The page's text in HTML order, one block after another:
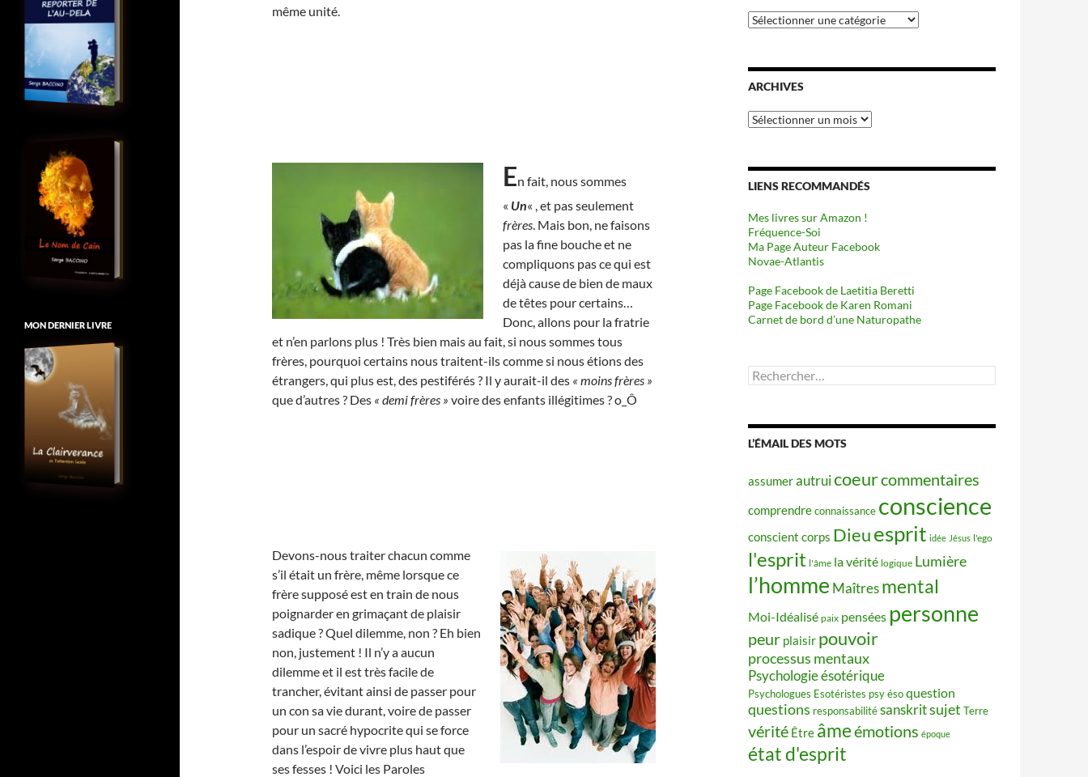
même unité.
En fait, nous sommes
« Un« , et pas seulement
frères. Mais bon, ne faisons
pas la fine bouche et ne
compliquons pas ce qui est
déjà cause de bien de maux
de têtes pour certains…
Donc, allons pour la fratrie
et n’en parlons plus ! Très bien mais au fait, si nous sommes tous
frères, pourquoi certains nous traitent-ils comme si nous étions des
étrangers, qui plus est, des pestiférés ? Il y aurait-il des « moins frères »
que d’autres ? Des « demi frères » voire des enfants illégitimes ? o_Ô
Devons-nous traiter chacun comme
s’il était un frère, même lorsque ce
frère supposé est en train de nous
poignarder en grimaçant de plaisir
sadique ? Quel dilemme, non ? Eh bien
non, justement ! Il n’y a aucun
dilemme et il est très facile de
trancher, évitant ainsi de passer pour
un con sa vie durant, voire de passer
pour un sacré hypocrite qui se force
dans l’espoir de vivre plus haut que
ses fesses ! Voici les Paroles
Catégories
ARCHIVES
Archives
LIENS RECOMMANDÉS
Mes livres sur Amazon !
Fréquence-Soi
Ma Page Auteur Facebook
Novae-Atlantis
Page Facebook de Laetitia Beretti
Page Facebook de Karen Romani
Carnet de bord d’une Naturopathe
Rechercher :
L’ÉMAIL DES MOTS
assumerautruicoeurcommentaires
comprendreconnaissance conscience
conscient corps Dieuesprit idée Jésus l'ego
l'esprit l'âme la vérité logique Lumière
l’homme Maîtres mental
Moi-Idéalisé paix pensées personne
peur plaisir pouvoir
processus mentaux
Psychologie ésotérique
Psychologues Esotéristes psy ésoquestion
questions responsabilitésanskritsujet Terre
vérité Être âmeémotions époque
état d'esprit
MON DERNIER LIVRE